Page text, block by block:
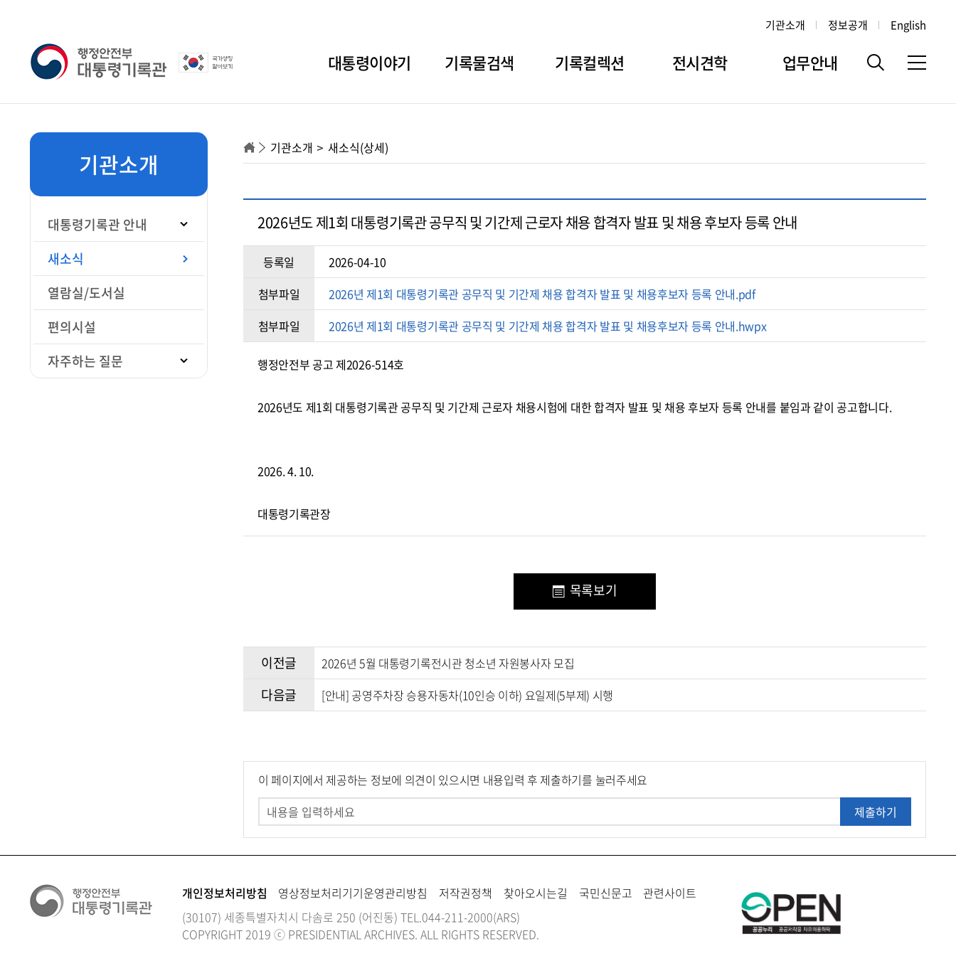
기관소개 정보공개 English
대통령이야기 기록물검색 기록컬렉션 전시견학 업무안내
기관소개
대통령기록관 안내
새소식
열람실/도서실
편의시설
자주하는 질문
기관소개 새소식(상세)
2026년도 제1회 대통령기록관 공무직 및 기간제 근로자 채용 합격자 발표 및 채용 후보자 등록 안내
등록일
2026-04-10
첨부파일
2026년 제1회 대통령기록관 공무직 및 기간제 채용 합격자 발표 및 채용후보자 등록 안내.pdf
첨부파일
2026년 제1회 대통령기록관 공무직 및 기간제 채용 합격자 발표 및 채용후보자 등록 안내.hwpx
행정안전부 공고 제2026-514호
2026년도 제1회 대통령기록관 공무직 및 기간제 근로자 채용시험에 대한 합격자 발표 및 채용 후보자 등록 안내를 붙임과 같이 공고합니다.
2026. 4. 10.
대통령기록관장
목록보기
이전글 2026년 5월 대통령기록전시관 청소년 자원봉사자 모집
다음글 [안내] 공영주차장 승용자동차(10인승 이하) 요일제(5부제) 시행
이 페이지에서 제공하는 정보에 의견이 있으시면 내용입력 후 제출하기를 눌러주세요
제출하기
개인정보처리방침 영상정보처리기기운영관리방침 저작권정책 찾아오시는길 국민신문고
관련사이트
(30107) 세종특별자치시 다솜로 250 (어진동) TEL. 044-211-2000(ARS)
COPYRIGHT 2019 ⓒ PRESIDENTIAL ARCHIVES. ALL RIGHTS RESERVED.